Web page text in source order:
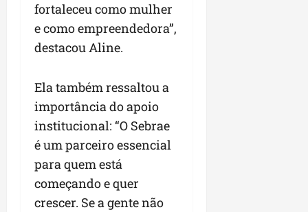
fortaleceu como mulher
e como empreendedora”,
destacou Aline.
Ela também ressaltou a
importância do apoio
institucional: “O Sebrae
é um parceiro essencial
para quem está
começando e quer
crescer. Se a gente não